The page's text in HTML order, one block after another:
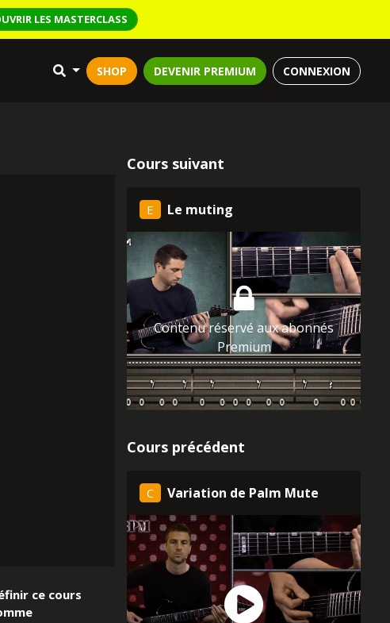
LES MASTERCLASS
SHOP DEVENIR PREMIUM CONNEXION
ce cours
Cours suivant
E Le muting
Contenu réservé aux abonnés
Premium
Cours précédent
C Variation de Palm Mute